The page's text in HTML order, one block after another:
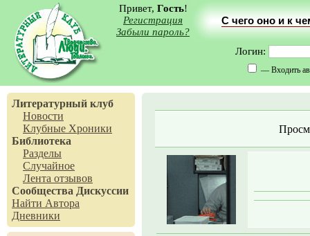
Привет, Гость!
Регистрация
Забыли пароль?
С чего оно и к
Логин:
— Входить
Литературный клуб
Новости
Клубные Хроники
Библиотека
Разделы
Случайное
Лента отзывов
Сообщества Дискуссии
Найти Автора
Дневники